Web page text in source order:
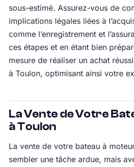
sous-estimé. Assurez-vous de
implications légales liées à
comme l’enregistrement et
ces étapes et en étant bien
mesure de réaliser un achat
à Toulon, optimisant ainsi votre
La Vente de Votre
à Toulon
La vente de votre bateau à
sembler une tâche ardue, mais